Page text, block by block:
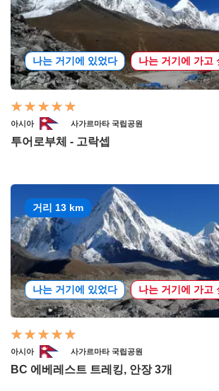
나는 거기에 있었다 나는 거기에 가고
아시아 사가르마타 국립공원
투어로부체 - 고락셉
거리 13 km
나는 거기에 있었다 나는 거기에 가고
아시아 사가르마타 국립공원
BC 에베레스트 트레킹, 안장 3개